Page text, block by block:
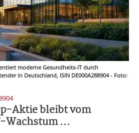
moderne Gesundheits-IT durch
in Deutschland, ISIN DE000A288904 - Foto:
Aktie bleibt vom
Wachstum ...